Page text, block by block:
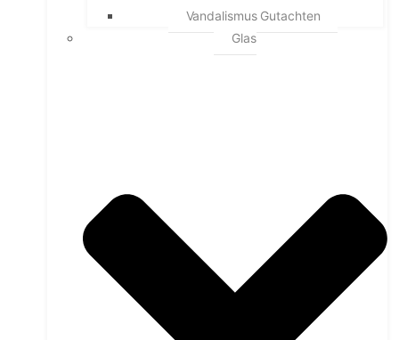
Vandalismus Gutachten
Glas